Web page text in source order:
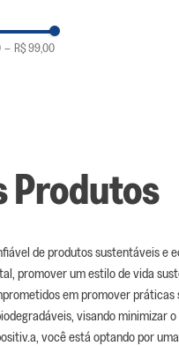
– R$ 99,00
Produtos
de produtos sustentáveis e
promover um estilo de vida
em promover
visando minimizar
você está optando por